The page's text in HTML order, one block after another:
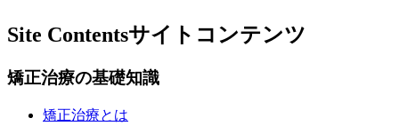
Site Contentsサイトコンテンツ
矯正治療の基礎知識
矯正治療とは